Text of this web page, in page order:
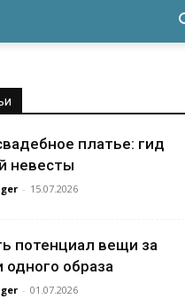
платье: гид
невесты
- 15.07.2026
потенциал вещи за
образа
- 01.07.2026